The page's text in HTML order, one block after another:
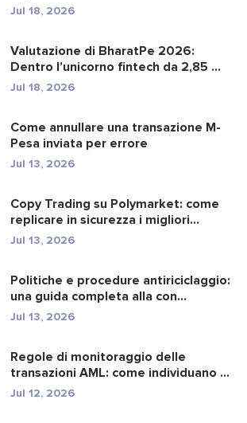
Jul 18, 2026
Valutazione di BharatPe 2026:
Dentro l’unicorno fintech da 2,85 ...
Jul 18, 2026
Come annullare una transazione M-
Pesa inviata per errore
Jul 13, 2026
Copy Trading su Polymarket: come
replicare in sicurezza i migliori...
Jul 13, 2026
Politiche e procedure antiriciclaggio:
una guida completa alla con...
Jul 13, 2026
Regole di monitoraggio delle
transazioni AML: come individuano i
r...
Jul 12, 2026